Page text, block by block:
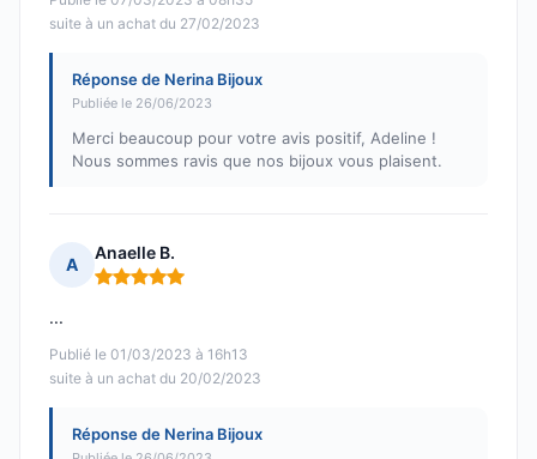
suite à un achat du 27/02/2023
Réponse de Nerina Bijoux
Publiée le 26/06/2023
Merci beaucoup pour votre avis positif, Adeline !
Nous sommes ravis que nos bijoux vous plaisent.
A
Anaelle B.
Note : 5 sur 5
Publié le 01/03/2023 à 16h13
suite à un achat du 20/02/2023
...
Réponse de Nerina Bijoux